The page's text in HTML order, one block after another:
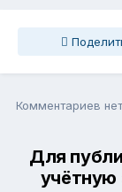
Комментариев нет
Для
учётную